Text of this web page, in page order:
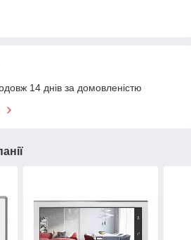
14 днів за домовленістю